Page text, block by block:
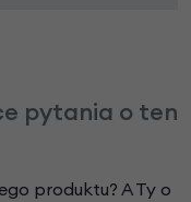
pytania o ten
produktu? A Ty o